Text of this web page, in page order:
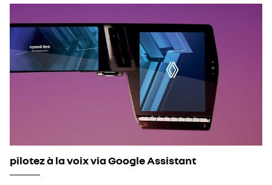
pilotez à la voix via Google Assistant